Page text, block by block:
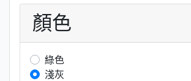
顏色
綠色
淺灰